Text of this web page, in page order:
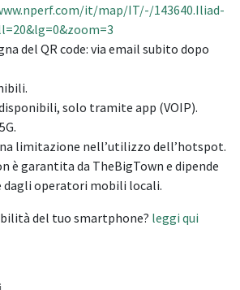
it/map/IT/-/143640.Iliad-
del QR code: via email subito dopo
solo tramite app (VOIP).
limitazione nell’utilizzo dell’hotspot.
è garantita da TheBigTown e dipende
dagli operatori mobili locali.
del tuo smartphone? leggi qui